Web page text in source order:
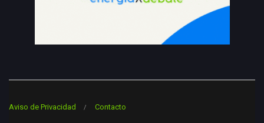
Aviso de Privacidad Contacto